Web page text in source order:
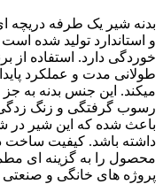
بدنه شیر یک طرفه دریچه ای
و استاندارد تولید شده
خوردگی دارد. استفاده از
طولانی مدت و عملکرد
میکند. این جنس بدنه به
رسوب گرفتگی و زنگ
باعث شده که این شیر در
داشته باشد. کیفیت ساخت
محصول را به گزینه ای
پروژه های خانگی و